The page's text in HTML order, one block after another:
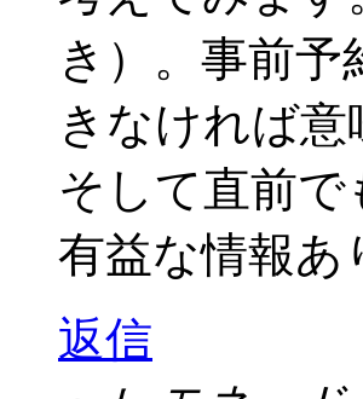
き）。事前
きなければ
そして直前
有益な情報あ
返信